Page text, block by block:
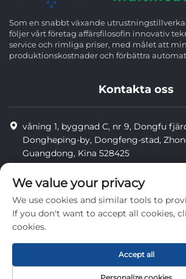
Som en snabbt växande
följer vårt företag affärsfilosofin innovativ
service och rimliga priser, med målet att
produktionskostnader och förbättra
Kontakta oss
våning 1, byggnad C, nr 9, Dongfu
Dongheping-by, Dongfeng-stad,
Guangdong, Kina 528425
[email protected]
privatliv
We value your privacy
We use cookies and similar tools to
If you don't want to accept all cookies,
cookies.
Accept all